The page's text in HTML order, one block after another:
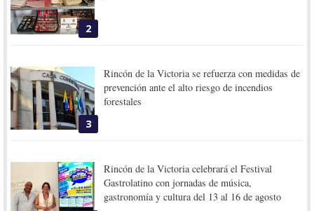
2
3
Rincón de la Victoria se refuerza con medidas de
prevención ante el alto riesgo de incendios
forestales
Rincón de la Victoria celebrará el Festival
Gastrolatino con jornadas de música,
gastronomía y cultura del 13 al 16 de agosto